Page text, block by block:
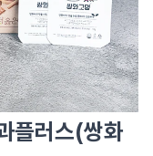
플러스(쌍화